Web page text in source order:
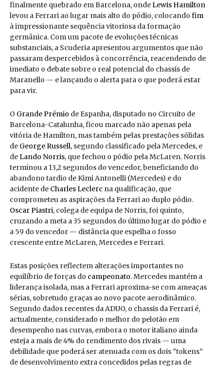
finalmente quebrado em Barcelona, ondeLewis Hamilton
levou a Ferrari ao lugar mais alto do pódio, colocando fim
à impressionante sequência vitoriosa da formação
germânica. Com um pacote de evoluções técnicas
substanciais, a Scuderia apresentou argumentos que não
passaram despercebidos à concorrência, reacendendo de
imediato o debate sobre o real potencial do chassis de
Maranello — e lançando o alerta para o que poderá estar
para vir.
O Grande Prémio de Espanha, disputado no Circuito de
Barcelona-Catalunha, ficou marcado não apenas pela
vitória de Hamilton, mas também pelas prestações sólidas
de George Russell, segundo classificado pela Mercedes, e
deLando Norris, que fechou o pódio pela McLaren. Norris
terminou a 13,2 segundos do vencedor, beneficiando do
abandono tardio de Kimi Antonelli (Mercedes) e do
acidente de Charles Leclerc na qualificação, que
comprometeu as aspirações da Ferrari ao duplo pódio.
Oscar Piastri, colega de equipa de Norris, foi quinto,
cruzando a meta a 35 segundos do último lugar do pódio e
a 59 do vencedor — distância que espelha o fosso
crescente entre McLaren, Mercedes e Ferrari.
Estas posições reflectem alterações importantes no
equilíbrio de forças do campeonato. Mercedes mantém a
liderança isolada, mas a Ferrari aproxima-se com ameaças
sérias, sobretudo graças ao novo pacote aerodinâmico.
Segundo dados recentes da ADUO, o chassis da Ferrari é,
actualmente, considerado o melhor do pelotão em
desempenho nas curvas, embora o motor italiano ainda
esteja a mais de 4% do rendimento dos rivais — uma
debilidade que poderá ser atenuada com os dois “tokens”
de desenvolvimento extra concedidos pelas regras de